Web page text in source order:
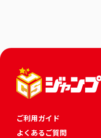
ご利用ガイド
よくあるご質問